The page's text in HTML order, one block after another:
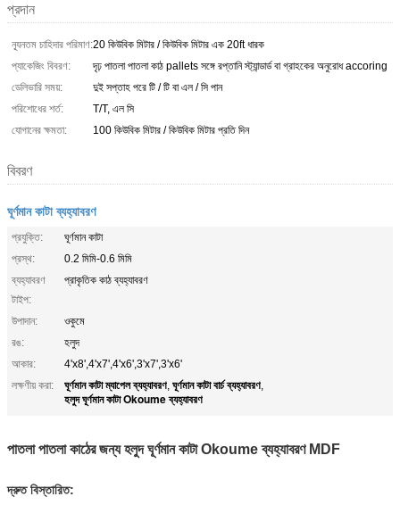
প্রদান
ন্যূনতম চাহিদার পরিমাণ:20 কিউবিক মিটার / কিউবিক মিটার এক 20ft ধারক
প্যাকেজিং বিবরণ:
দৃঢ় পাতলা পাতলা কাঠ pallets সঙ্গে রপ্তানি স্ট্যান্ডার্ড বা গ্রাহকের অনুরোধ accoring
ডেলিভারি সময়:
দুই সপ্তাহ পরে টি / টি বা এল / সি পান
পরিশোধের শর্ত:
T/T, এল সি
যোগানের ক্ষমতা:
100 কিউবিক মিটার / কিউবিক মিটার প্রতি দিন
বিবরণ
ঘূর্ণমান কাটা ব্যহ্যাবরণ
প্রযুক্তি:
ঘূর্ণমান কাটা
প্রস্থ:
0.2 মিমি-0.6 মিমি
ব্যহ্যাবরণ
টাইপ:
প্রাকৃতিক কাঠ ব্যহ্যাবরণ
উপাদান:
ওকুমে
রঙ:
হলুদ
আকার:
4'x8',4'x7',4'x6',3'x7',3'x6'
লক্ষণীয় করা:
ঘূর্ণমান কাটা ম্যাপেল ব্যহ্যাবরণ, ঘূর্ণমান কাটা বার্চ ব্যহ্যাবরণ,
হলুদ ঘূর্ণমান কাটা Okoume ব্যহ্যাবরণ
পাতলা পাতলা কাঠের জন্য হলুদ ঘূর্ণমান কাটা Okoume ব্যহ্যাবরণ MDF
দ্রুত বিস্তারিত: